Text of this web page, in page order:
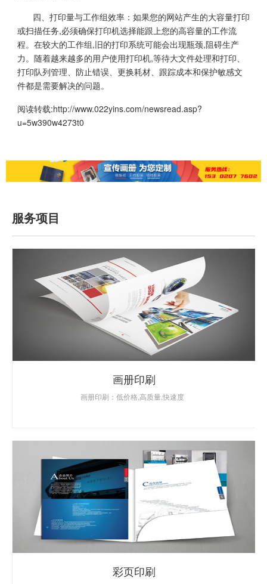
四、打印量与工作组效率：如果您的网站产生的大容量打印
或扫描任务,必须确保打印机选择能跟上您的高容量的工作流
程。在较大的工作组,旧的打印系统可能会出现瓶颈,阻碍生产
力。随着越来越多的用户使用打印机,等待大文件处理和打印、
打印队列管理、防止错误、更换耗材、跟踪成本和保护敏感文
件都是需要解决的问题。
阅读转载:http://www.022yins.com/newsread.asp?
u=5w390w4273t0
服务项目
画册印刷
画册印刷：低价格,高质量,快速度
彩页印刷